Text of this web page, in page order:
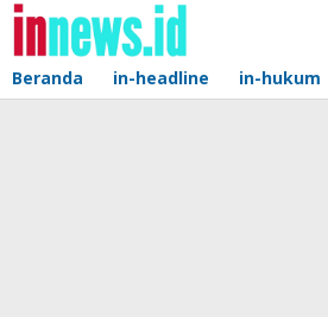
Lewati
konten
Beranda in-headline in-hukum